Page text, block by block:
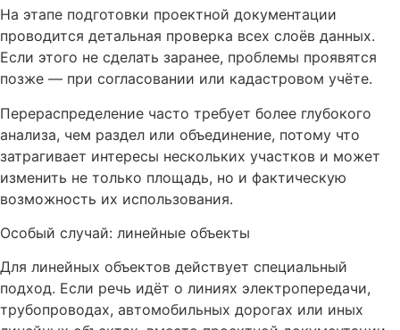
На этапе подготовки проектной документации
проводится детальная проверка всех слоёв данных.
Если этого не сделать заранее, проблемы проявятся
позже — при согласовании или кадастровом учёте.
Перераспределение часто требует более глубокого
анализа, чем раздел или объединение, потому что
затрагивает интересы нескольких участков и может
изменить не только площадь, но и фактическую
возможность их использования.
Особый случай: линейные объекты
Для линейных объектов действует специальный
подход. Если речь идёт о линиях электропередачи,
трубопроводах, автомобильных дорогах или иных